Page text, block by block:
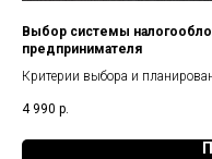
Выбор системы
предпринимателя
Критерии выбора и
4 990 р.